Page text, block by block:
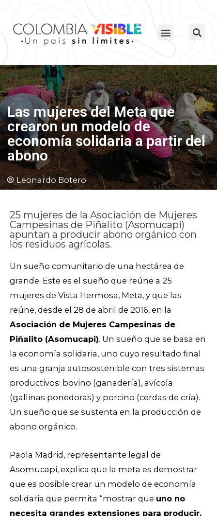
Las mujeres del Meta que
crearon un modelo de
economía solidaria a partir del
abono
Leonardo Botero
25 mujeres de la Asociación de Mujeres
Campesinas de Piñalito (Asomucapi)
apuntan a producir abono orgánico con
los residuos agrícolas.
Un sueño comunitario de una hectárea de
grande. Este es el sueño que reúne a 25
mujeres de Vista Hermosa, Meta, y que las
reúne, desde el 28 de abril de 2016, en la
Asociación de Mujeres Campesinas de
Piñalito (Asomucapi). Un sueño que se basa en
la economía solidaria, uno cuyo resultado final
es una granja autosostenible con tres sistemas
productivos: bovino (ganadería), avícola
(gallinas ponedoras) y porcino (cerdas de cría).
Un sueño que se sustenta en la producción de
abono orgánico.
Paola Madrid, representante legal de
Asomucapi, explica que la meta es demostrar
que es posible crear un modelo de economía
solidaria que permita “mostrar que uno no
necesita grandes extensiones para producir,